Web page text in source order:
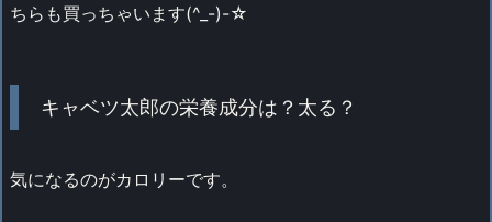
ちらも買っちゃいます(^_-)-☆
キャベツ太郎の栄養成分は？太る？
気になるのがカロリーです。